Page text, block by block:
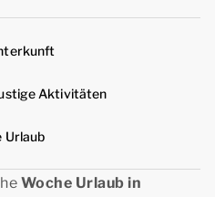
Aktivitäten
Urlaub
Woche Urlaub in